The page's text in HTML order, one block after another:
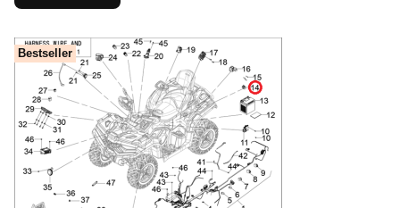
Bestseller